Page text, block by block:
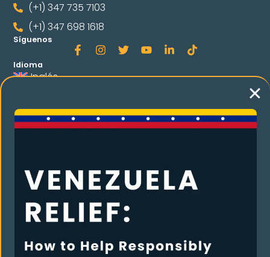
(+1) 347 735 7103
(+1) 347 698 1618
Síguenos
Idioma
Inglés
LA